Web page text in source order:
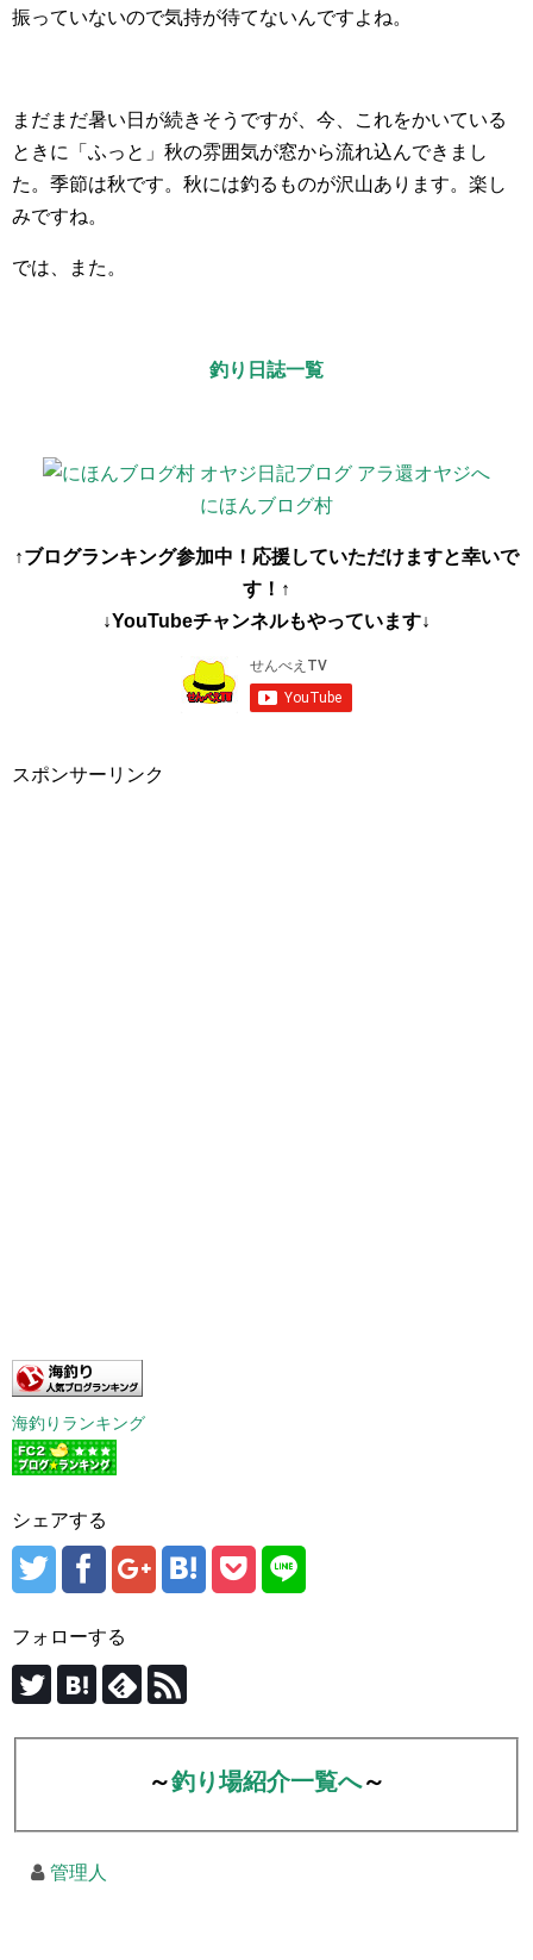
振っていないので気持が待てないんですよね。
まだまだ暑い日が続きそうですが、今、これをかいている
ときに「ふっと」秋の雰囲気が窓から流れ込んできまし
た。季節は秋です。秋には釣るものが沢山あります。楽し
みですね。
では、また。
釣り日誌一覧
にほんブログ村
↑ブログランキング参加中！応援していただけますと幸いで
す！↑
↓YouTubeチャンネルもやっています↓
スポンサーリンク
海釣りランキング
シェアする
フォローする
～釣り場紹介一覧へ～
管理人